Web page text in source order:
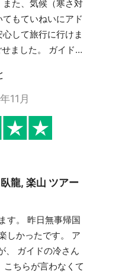
た、気候（寒さ対
もていねいにアド
して旅行に行けま
ました。 ガイドさ
す。
11月
龍, 楽山 ツアー
す。 昨日無事帰国
しかったです。 ア
、 ガイドの冷さん
こちらが言わなくて